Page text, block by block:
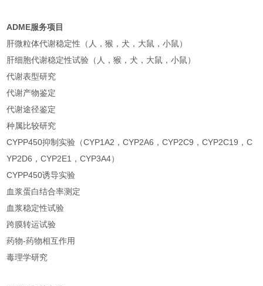
ADME服务项目
肝微粒体代谢稳定性（人，猴，犬，大鼠，小鼠）
肝细胞代谢稳定性试验（人，猴，犬，大鼠，小鼠）
代谢表型研究
代谢产物鉴定
代谢途径鉴定
种属比较研究
CYPP450抑制实验（CYP1A2，CYP2A6，CYP2C9，CYP2C19，C
YP2D6，CYP2E1，CYP3A4）
CYPP450诱导实验
血浆蛋白结合率测定
血浆稳定性试验
跨膜转运试验
药物-药物相互作用
毒理学研究